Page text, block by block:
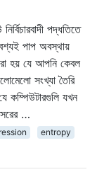
পদ্ধতিতে
পাপ অবস্থায়
হয় যে আপনি কেবল
সংখ্যা তৈরি
কম্পিউটারগুলি যখন
…
entropy